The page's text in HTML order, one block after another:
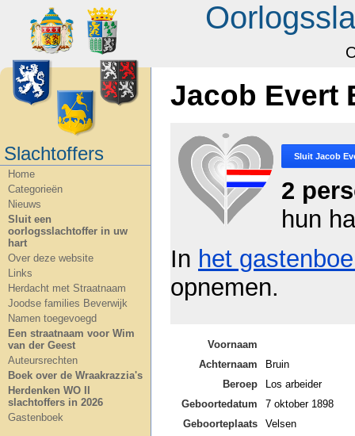
Slachtoffers
Home
Categorieën
Nieuws
Sluit een
oorlogsslachtoffer in uw
hart
Over deze website
Links
Herdacht met Straatnaam
Joodse families Beverwijk
Namen toegevoegd
Een straatnaam voor Wim
van der Geest
Auteursrechten
Boek over de Wraakrazzia's
Herdenken WO II
slachtoffers in 2026
Gastenboek
Jacob Evert
Sluit Jacob
2
hun
In het
opnemen.
Voornaam
Achternaam
Bruin
Beroep
Los arbeider
Geboortedatum
7 oktober 1898
Geboorteplaats
Velsen